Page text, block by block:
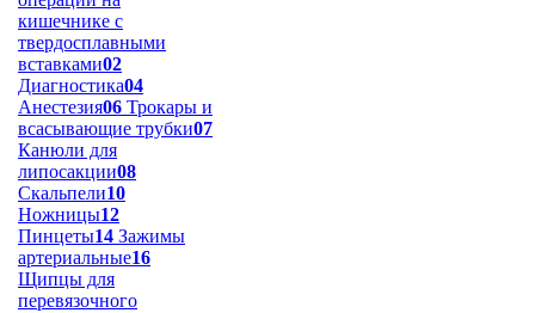
кишечнике с
твердосплавными
вставками02
Диагностика04
Анестезия06 Трокары и
всасывающие трубки07
Канюли для
липосакции08
Скальпели10
Ножницы12
Пинцеты14 Зажимы
артериальные16
Щипцы для
перевязочного